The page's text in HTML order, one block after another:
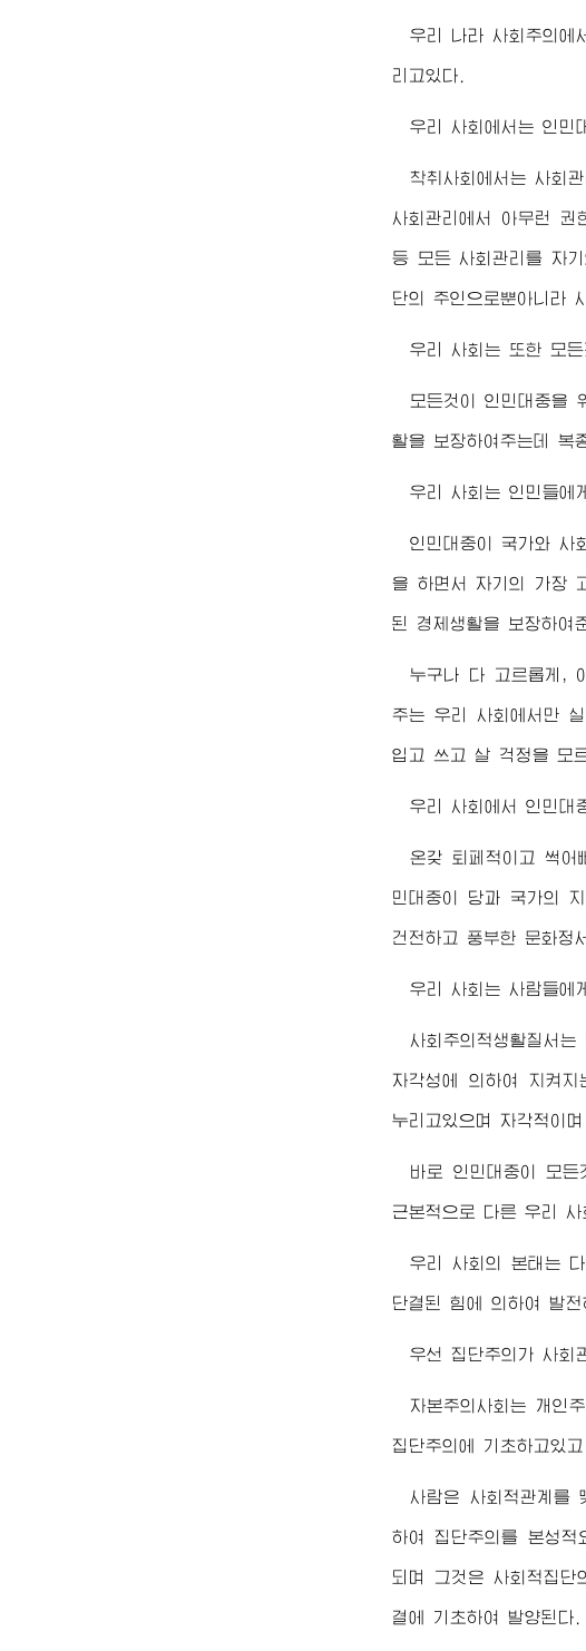
우리 나라 사회주의에
리고있다.
우리 사회에서는 인민
착취사회에서는 사회
사회관리에서 아무런 권
등 모든 사회관리를 자
단의 주인으로뿐아니라
우리 사회는 또한 모
모든것이 인민대중을
활을 보장하여주는데 복
우리 사회는 인민들에
인민대중이 국가와 사
을 하면서 자기의 가장
된 경제생활을 보장하여
누구나 다 고르롭게,
주는 우리 사회에서만
입고 쓰고 살 걱정을 모
우리 사회에서 인민대
온갖 퇴페적이고 썩어
민대중이 당과 국가의
건전하고 풍부한 문화정
우리 사회는 사람들에
사회주의적생활질서
자각성에 의하여 지켜
누리고있으며 자각적이
바로 인민대중이 모
근본적으로 다른 우리 사
우리 사회의 본태는
단결된 힘에 의하여 발전
우선 집단주의가 사회
자본주의사회는 개인
집단주의에 기초하고있
사람은 사회적관계를
하여 집단주의를 본성적
되며 그것은 사회적집단
결에 기초하여 발양된다.